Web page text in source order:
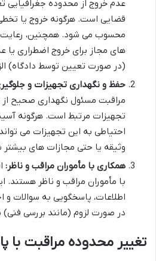
عدم خروج از محدوده
قضایی است. هرگونه خروج یا
محسوب می شود. همچنین، رعایت
های مجاز برای خروج اضطراری
(در صورت تعیین توسط دادگاه)
حفظ و نگهداری تجهیزات و
مراقبت مسئول نگهداری صحیح از
تجهیزات مرتبط است. هرگونه
احتیاطی به این تجهیزات می
وثیقه یا حتی مجازات های بیشتر
همکاری با مأموران مراقب و ناظر:
با مأموران مراقب و ناظر هستند.
اطلاعات، پاسخگویی به سوالات و
در صورت لزوم (مانند بررسی
تغییر محدوده مراقبت با